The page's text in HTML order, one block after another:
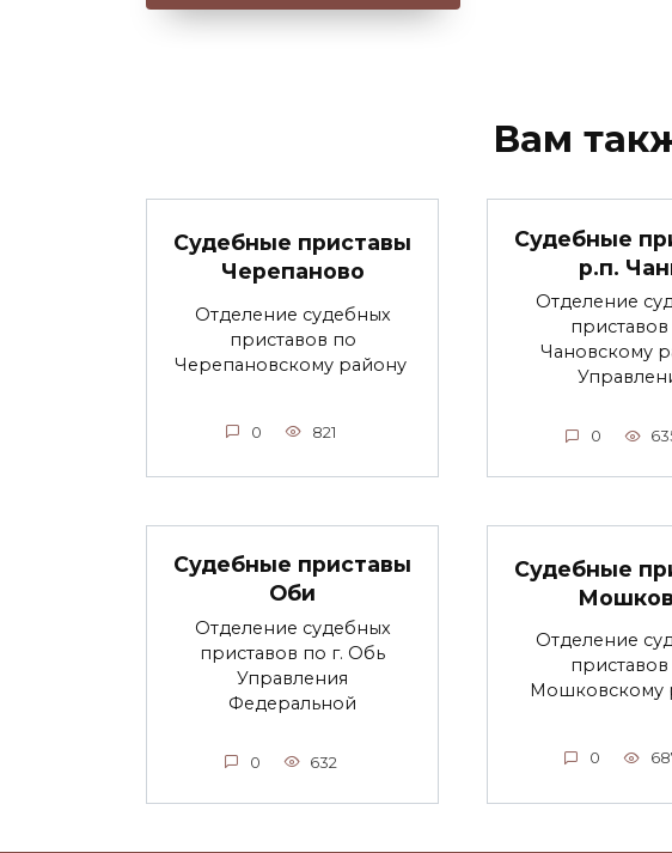
Вам
Судебные приставы
Черепаново
Отделение судебных
приставов по
Черепановскому району
0 821
Судебные
р.п.
Отделение
Чановскому
0
Судебные приставы
Оби
Отделение судебных
приставов по г. Обь
Управления
Федеральной
0 632
Судебные
Отделение
Мошковскому
0